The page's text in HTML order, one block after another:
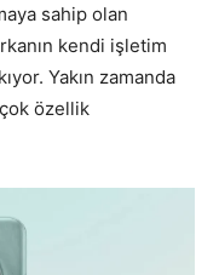
sahip olan
kendi işletim
Yakın zamanda
özellik